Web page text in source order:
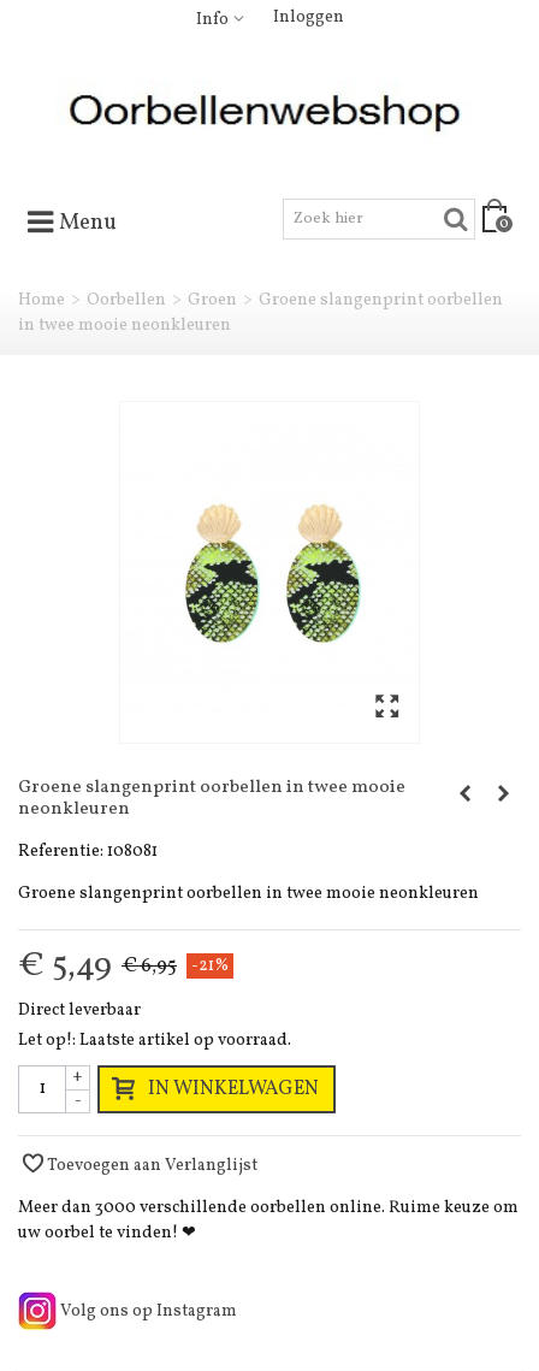
Info Inloggen
Menu 0
Home > Oorbellen > Groen > Groene slangenprint oorbellen
in twee mooie neonkleuren
Groene slangenprint oorbellen in twee mooie
neonkleuren
Referentie: 108081
Groene slangenprint oorbellen in twee mooie neonkleuren
€ 5,49 € 6,95
-21%
Direct leverbaar
Let op!: Laatste artikel op voorraad.
-
+ IN WINKELWAGEN
Toevoegen aan Verlanglijst
Meer dan 3000 verschillende oorbellen online. Ruime keuze om
uw oorbel te vinden! ❤
Volg ons op Instagram